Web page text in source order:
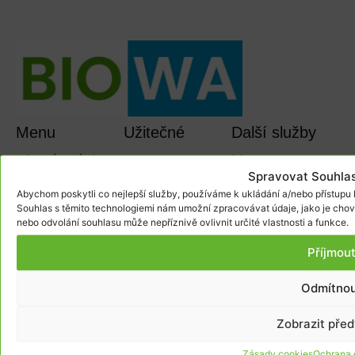
Spravovat
Abychom poskytli co nejlepší služby, používáme k ukládání a/nebo
Souhlas s těmito technologiemi nám umožní zpracovávat údaje, jako je
nebo odvolání souhlasu může nepříznivě ovlivnit určité vlastnosti a funkce.
Příjmout
Zobrazit
Menu
Hlavní stránka
Akční nabídka
Dekorace
Užitečné
Ochrana
osobních údajů
Obchodní
Reklamace
Další služby
biowa.cz
biowashop.cz
vyvozbiowa.cz
serviscisticek.cz